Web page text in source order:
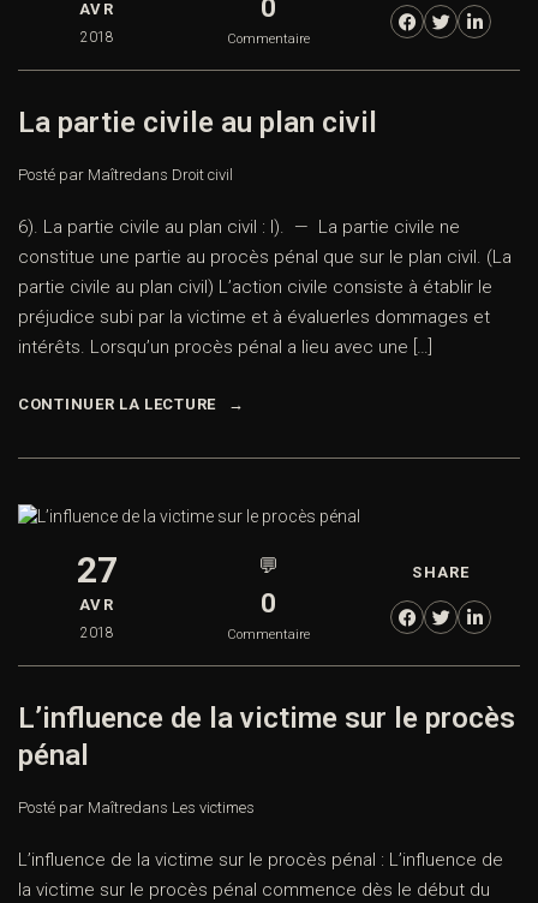
AVR
2018
0
Commentaire
La partie civile au plan civil
Posté par Maîtredans Droit civil
6). La partie civile au plan civil : I). — La partie civile ne
constitue une partie au procès pénal que sur le plan civil. (La
partie civile au plan civil) L’action civile consiste à établir le
préjudice subi par la victime et à évaluerles dommages et
intérêts. Lorsqu’un procès pénal a lieu avec une […]
CONTINUER LA LECTURE
27
AVR
2018
💬
0
Commentaire
SHARE
L’influence de la victime sur le procès
pénal
Posté par Maîtredans Les victimes
L’influence de la victime sur le procès pénal : L’influence de
la victime sur le procès pénal commence dès le début du